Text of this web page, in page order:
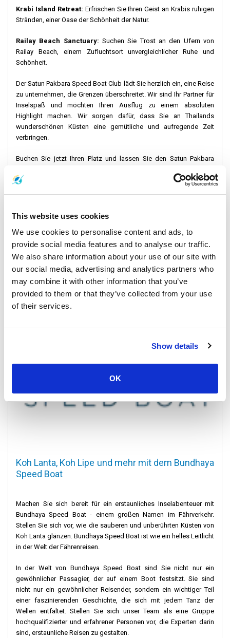
This website uses cookies
We use cookies to personalise content and ads, to
provide social media features and to analyse our traffic.
We also share information about your use of our site with
our social media, advertising and analytics partners who
may combine it with other information that you’ve
provided to them or that they’ve collected from your use
of their services.
Show details
OK
Krabi Island Retreat: Erfrischen Sie Ihren Geist an Krabis ruhigen
Stränden, einer Oase der Schönheit der Natur.
Railay Beach Sanctuary: Suchen Sie Trost an den Ufern von
Railay Beach, einem Zufluchtsort unvergleichlicher Ruhe und
Schönheit.
Der Satun Pakbara Speed ​​Boat Club lädt Sie herzlich ein, eine Reise
zu unternehmen, die Grenzen überschreitet. Wir sind Ihr Partner für
Inselspaß und möchten Ihren Ausflug zu einem absoluten
Highlight machen. Wir sorgen dafür, dass Sie an Thailands
wunderschönen Küsten eine gemütliche und aufregende Zeit
verbringen.
Buchen Sie jetzt Ihren Platz und lassen Sie den Satun Pakbara
Abenteuer erwartet Sie, bereit, sich inmitten türkisfarbenen
Koh Lanta, Koh Lipe und mehr mit dem Bundhaya
Speed Boat
Machen Sie sich bereit für ein erstaunliches Inselabenteuer mit
Bundhaya Speed Boat - einem großen Namen im Fährverkehr.
Stellen Sie sich vor, wie die sauberen und unberührten Küsten von
Koh Lanta glänzen. Bundhaya Speed Boat ist wie ein helles Leitlicht
in der Welt der Fährenreisen.
In der Welt von Bundhaya Speed Boat sind Sie nicht nur ein
gewöhnlicher Passagier, der auf einem Boot festsitzt. Sie sind
nicht nur ein gewöhnlicher Reisender, sondern ein wichtiger Teil
einer faszinierenden Geschichte, die sich mit jedem Tanz der
Wellen entfaltet. Stellen Sie sich unser Team als eine Gruppe
hochqualifizierter und erfahrener Personen vor, die Experten darin
sind, erstaunliche Reisen zu gestalten.